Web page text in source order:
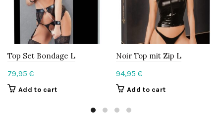
Top Set Bondage L
79,95 €
Add to cart
Noir Top mit Zip L
94,95 €
Add to cart